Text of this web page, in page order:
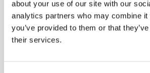
about your use of our site with our
analytics partners who may combine
you’ve provided to them or that
their services.
nye
hold